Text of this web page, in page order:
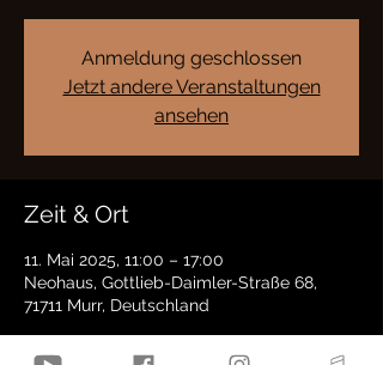
Anmeldung geschlossen
Jetzt andere Veranstaltungen
ansehen
Zeit & Ort
11. Mai 2025, 11:00 – 17:00
Neohaus, Gottlieb-Daimler-Straße 68,
71711 Murr, Deutschland